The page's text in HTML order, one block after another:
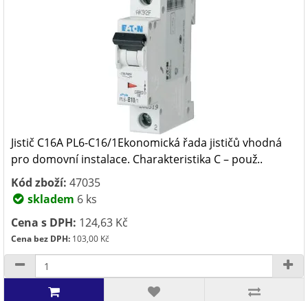
Jistič C16A PL6-C16/1Ekonomická řada jističů vhodná
pro domovní instalace. Charakteristika C – použ..
Kód zboží: 47035
skladem 6 ks
Cena s DPH: 124,63 Kč
Cena bez DPH: 103,00 Kč